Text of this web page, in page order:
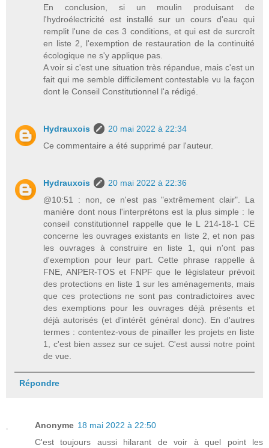
En conclusion, si un moulin produisant de
l'hydroélectricité est installé sur un cours d'eau qui
remplit l'une de ces 3 conditions, et qui est de surcroît
en liste 2, l'exemption de restauration de la continuité
écologique ne s'y applique pas.
A voir si c'est une situation très répandue, mais c'est un
fait qui me semble difficilement contestable vu la façon
dont le Conseil Constitutionnel l'a rédigé.
Hydrauxois
20 mai 2022 à 22:34
Ce commentaire a été supprimé par l'auteur.
Hydrauxois
20 mai 2022 à 22:36
@10:51 : non, ce n'est pas "extrêmement clair". La
manière dont nous l'interprétons est la plus simple : le
conseil constitutionnel rappelle que le L 214-18-1 CE
concerne les ouvrages existants en liste 2, et non pas
les ouvrages à construire en liste 1, qui n'ont pas
d'exemption pour leur part. Cette phrase rappelle à
FNE, ANPER-TOS et FNPF que le législateur prévoit
des protections en liste 1 sur les aménagements, mais
que ces protections ne sont pas contradictoires avec
des exemptions pour les ouvrages déjà présents et
déjà autorisés (et d'intérêt général donc). En d'autres
termes : contentez-vous de pinailler les projets en liste
1, c'est bien assez sur ce sujet. C'est aussi notre point
de vue.
Répondre
Anonyme 18 mai 2022 à 22:50
C'est toujours aussi hilarant de voir à quel point les